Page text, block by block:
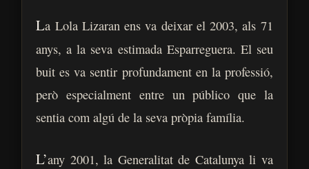
La Lola Lizaran ens va deixar el 2003, als 71
anys, a la seva estimada Esparreguera. El seu
buit es va sentir profundament en la professió,
però especialment entre un público que la
sentia com algú de la seva pròpia família.
L’any 2001, la Generalitat de Catalunya li va